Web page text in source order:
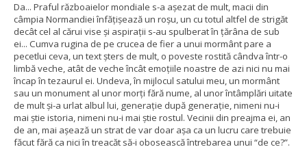
Da... Praful războaielor mondiale s-a așezat de mult, macii din
câmpia Normandiei înfățișează un roșu, un cu totul altfel de strigăt
decât cel al cărui vise și aspirații s-au spulberat în țărâna de sub
ei... Cumva rugina de pe crucea de fier a unui mormânt pare a
pecetlui ceva, un text șters de mult, o poveste rostită cândva într-o
limbă veche, atât de veche încât emoțiile noastre de azi nici nu mai
încap în tezaurul ei. Undeva, în mijlocul satului meu, un mormânt
sau un monument al unor morți fără nume, al unor întâmplări uitate
de mult și-a urlat albul lui, generație după generație, nimeni nu-i
mai știe istoria, nimeni nu-i mai știe rostul. Vecinii din preajma ei, an
de an, mai așează un strat de var doar așa ca un lucru care trebuie
făcut fără ca nici în treacăt să-i obosească întrebarea unui “de ce?”.